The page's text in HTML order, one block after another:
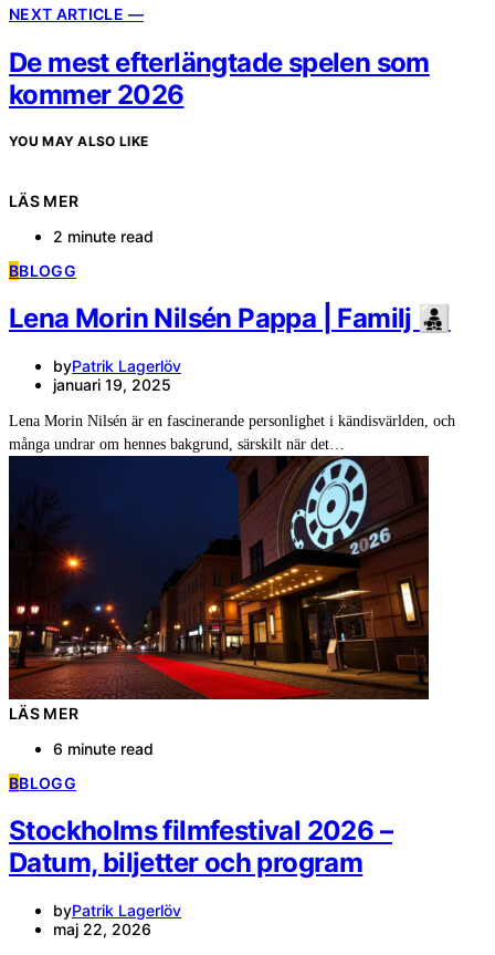
NEXT ARTICLE —
De mest efterlängtade spelen som
kommer 2026
YOU MAY ALSO LIKE
LÄS MER
2 minute read
BBLOGG
Lena Morin Nilsén Pappa | Familj 👨‍👧‍👦
byPatrik Lagerlöv
januari 19, 2025
Lena Morin Nilsén är en fascinerande personlighet i kändisvärlden, och
många undrar om hennes bakgrund, särskilt när det…
LÄS MER
6 minute read
BBLOGG
Stockholms filmfestival 2026 –
Datum, biljetter och program
byPatrik Lagerlöv
maj 22, 2026